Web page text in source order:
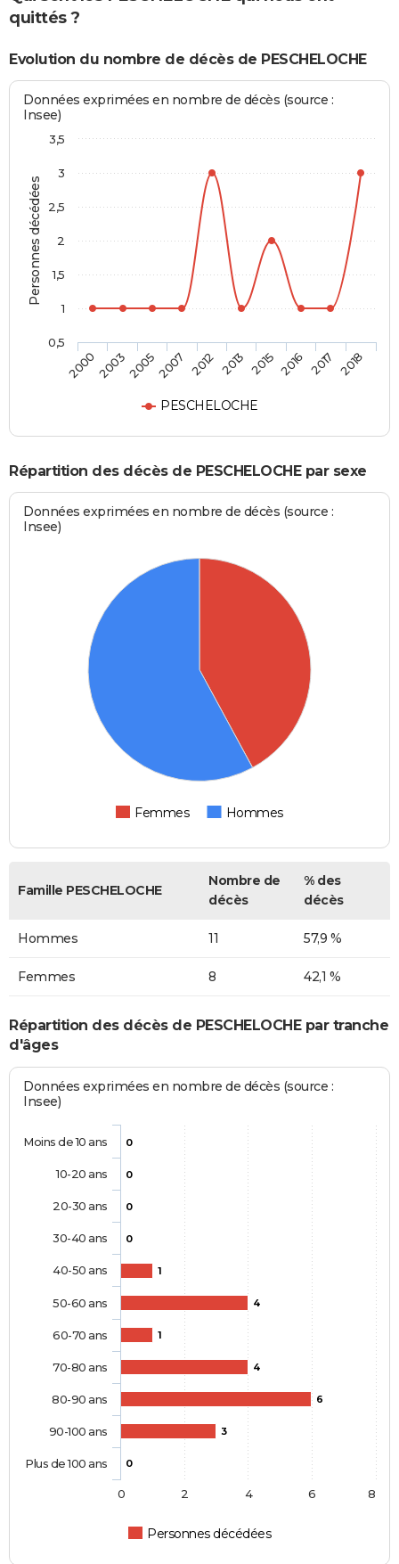
quittés ?
Evolution du nombre de décès de PESCHELOCHE
Personnes décédées
Données exprimées en nombre de décès (source :
Insee)
PESCHELOCHE
2000200320052007 2012 2013 2015 2016 2017 2018
0,5
1
1,5
2
2,5
3
3,5
Répartition des décès de PESCHELOCHE par sexe
Données exprimées en nombre de décès (source :
Insee)
Femmes Hommes
Famille PESCHELOCHE
Nombre de
décès
% des
décès
Hommes 11 57,9 %
Femmes 8 42,1 %
Répartition des décès de PESCHELOCHE par tranche
d'âges
Données exprimées en nombre de décès (source :
Insee)
0
0
0
0
1
4
1
4
6
3
0
Personnes décédées
Moins de 10 ans
10-20 ans
20-30 ans
30-40 ans
40-50 ans
50-60 ans
60-70 ans
70-80 ans
80-90 ans
90-100 ans
Plus de 100 ans
0 2 4 6 8